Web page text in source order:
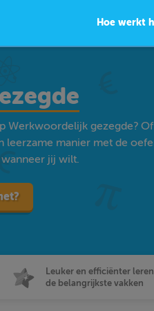
Hoe werkt
Werkwoordelijk gezegde?
leerzame manier met de
jij wilt.
Leuker en efficiënter
de belangrijkste vakken